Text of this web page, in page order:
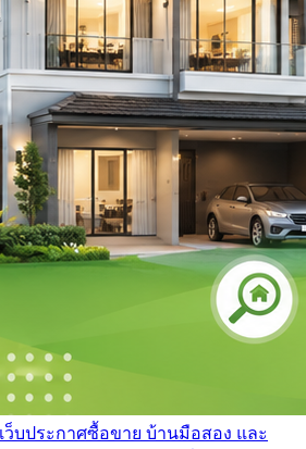
ว็บประกาศซื้อขาย บ้านมือสอง และ